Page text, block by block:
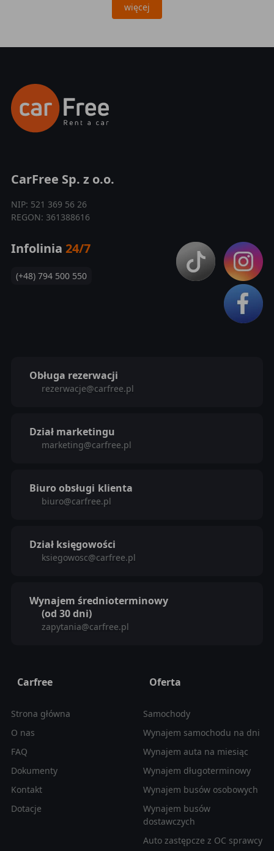
więcej
CarFree Sp. z o.o.
NIP: 521 369 56 26
REGON: 361388616
Infolinia 24/7
(+48) 794 500 550
Obługa rezerwacji
rezerwacje@carfree.pl
Dział marketingu
marketing@carfree.pl
Biuro obsługi klienta
biuro@carfree.pl
Dział księgowości
ksiegowosc@carfree.pl
Wynajem średnioterminowy
(od 30 dni)
zapytania@carfree.pl
Carfree
Strona główna
O nas
FAQ
Dokumenty
Kontakt
Dotacje
Oferta
Samochody
Wynajem samochodu na dni
Wynajem auta na miesiąc
Wynajem długoterminowy
Wynajem busów osobowych
Wynajem busów
dostawczych
Auto zastępcze z OC sprawcy